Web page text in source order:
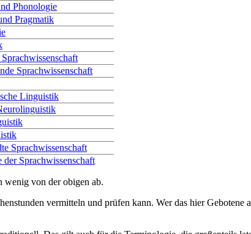
Phonologie
Pragmatik
Sprachwissenschaft
Linguistik
Sprachwissenschaft
der Sprachwissenschaft
wenig von der obigen ab.
vermitteln und prüfen kann. Wer das hier